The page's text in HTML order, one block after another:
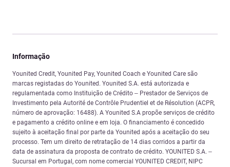
Informação
Younited Credit, Younited Pay, Younited Coach e Younited Care são
marcas registadas do Younited. Younited S.A. está autorizada e
regulamentada como Instituição de Crédito – Prestador de Serviços de
Investimento pela Autorité de Contrôle Prudentiel et de Résolution (ACPR,
número de aprovação: 16488). A Younited S.A propõe serviços de crédito
e pagamento a crédito online e em loja. O financiamento é concedido
sujeito à aceitação final por parte da Younited após a aceitação do seu
processo. Tem um direito de retratação de 14 dias corridos a partir da
data de assinatura da proposta de contrato de crédito. YOUNITED S.A. –
Sucursal em Portugal, com nome comercial YOUNITED CREDIT, NIPC